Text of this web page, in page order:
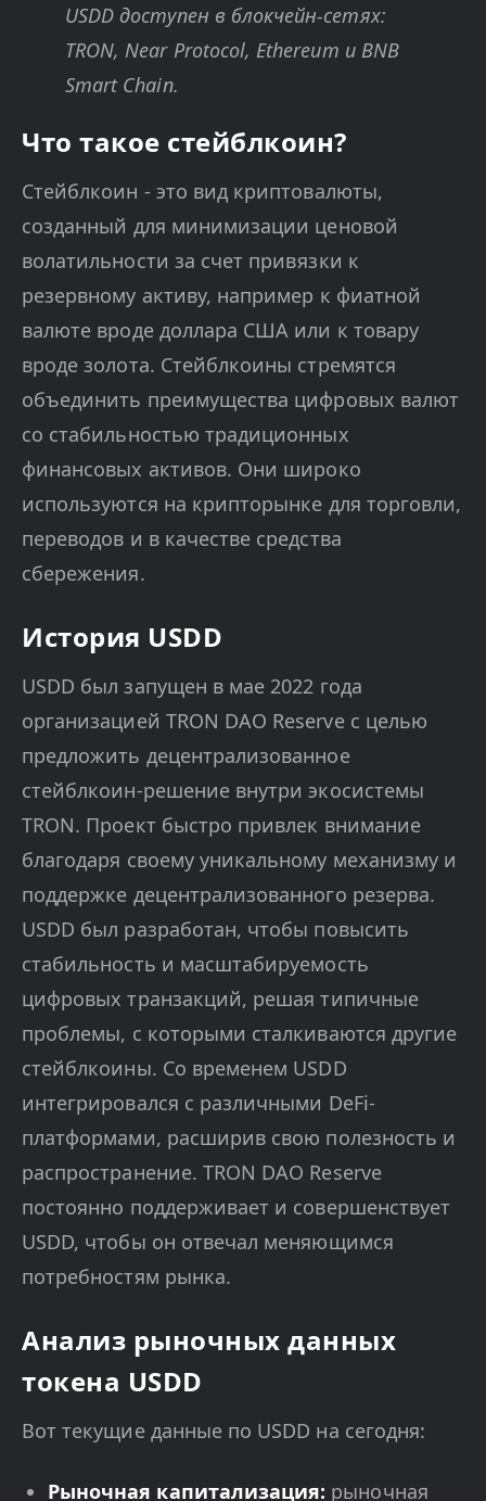
USDD доступен в блокчейн-сетях:
TRON, Near Protocol, Ethereum и BNB
Smart Chain.
Что такое стейблкоин?
Стейблкоин - это вид криптовалюты,
созданный для минимизации ценовой
волатильности за счет привязки к
резервному активу, например к фиатной
валюте вроде доллара США или к товару
вроде золота. Стейблкоины стремятся
объединить преимущества цифровых валют
со стабильностью традиционных
финансовых активов. Они широко
используются на крипторынке для торговли,
переводов и в качестве средства
сбережения.
История USDD
USDD был запущен в мае 2022 года
организацией TRON DAO Reserve с целью
предложить децентрализованное
стейблкоин-решение внутри экосистемы
TRON. Проект быстро привлек внимание
благодаря своему уникальному механизму и
поддержке децентрализованного резерва.
USDD был разработан, чтобы повысить
стабильность и масштабируемость
цифровых транзакций, решая типичные
проблемы, с которыми сталкиваются другие
стейблкоины. Со временем USDD
интегрировался с различными DeFi-
платформами, расширив свою полезность и
распространение. TRON DAO Reserve
постоянно поддерживает и совершенствует
USDD, чтобы он отвечал меняющимся
потребностям рынка.
Анализ рыночных данных
токена USDD
Вот текущие данные по USDD на сегодня:
Рыночная капитализация: рыночная